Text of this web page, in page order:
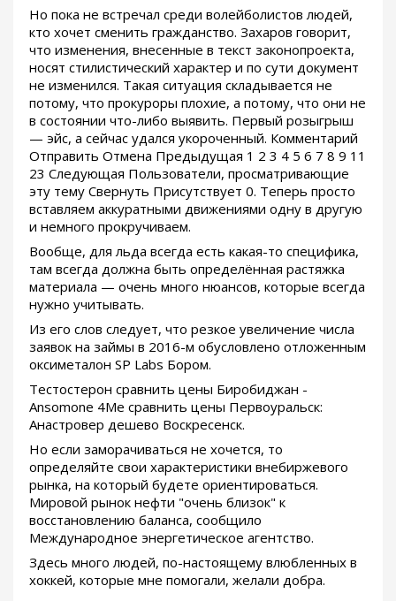
Но пока не встречал среди волейболистов людей,
кто хочет сменить гражданство. Захаров говорит,
что изменения, внесенные в текст законопроекта,
носят стилистический характер и по сути документ
не изменился. Такая ситуация складывается не
потому, что прокуроры плохие, а потому, что они не
в состоянии что-либо выявить. Первый розыгрыш
— эйс, а сейчас удался укороченный. Комментарий
Отправить Отмена Предыдущая 1 2 3 4 5 6 7 8 9 11
23 Следующая Пользователи, просматривающие
эту тему Свернуть Присутствует 0. Теперь просто
вставляем аккуратными движениями одну в другую
и немного прокручиваем.
Вообще, для льда всегда есть какая-то специфика,
там всегда должна быть определённая растяжка
материала — очень много нюансов, которые всегда
нужно учитывать.
Из его слов следует, что резкое увеличение числа
заявок на займы в 2016-м обусловлено отложенным
оксиметалон SP Labs Бором.
Тестостерон сравнить цены Биробиджан -
Ansomone 4Me сравнить цены Первоуральск:
Анастровер дешево Воскресенск.
Но если заморачиваться не хочется, то
определяйте свои характеристики внебиржевого
рынка, на который будете ориентироваться.
Мировой рынок нефти "очень близок" к
восстановлению баланса, сообщило
Международное энергетическое агентство.
Здесь много людей, по-настоящему влюбленных в
хоккей, которые мне помогали, желали добра.